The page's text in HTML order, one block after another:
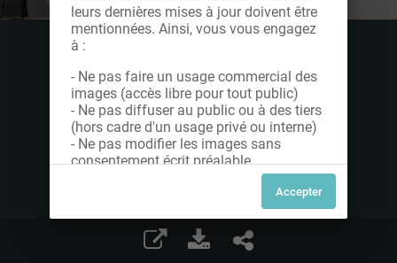
leurs dernières mises à jour doivent être
mentionnées. Ainsi, vous vous engagez
à :
- Ne pas faire un usage commercial des
images (accès libre pour tout public)
- Ne pas diffuser au public ou à des tiers
(hors cadre d'un usage privé ou interne)
- Ne pas modifier les images sans
consentement écrit préalable
Dans le cas contraire, nous vous invitons
à nous contacter afin de solliciter le type
de Licence souhaitée parmi celles
proposées et le cas échéant, acquitter